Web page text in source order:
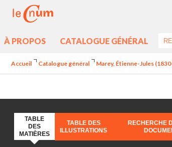
À PROPOS CATALOGUE GÉNÉRAL
Accueil Catalogue général Marey, Étienne-Jules
TABLE
DES
MATIÈRES
TABLE DES
ILLUSTRATIONS
RECHERCHE